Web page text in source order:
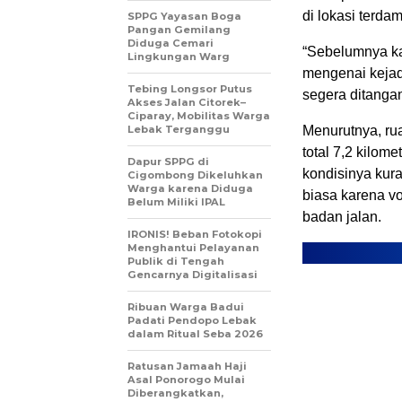
di lokasi
“Sebelumnya
mengenai
segera
Menurutnya,
total 7,2
kondisinya
biasa karena
badan jalan.
SPPG Yayasan Boga
Pangan Gemilang
Diduga Cemari
Lingkungan Warg
Tebing Longsor Putus
Akses Jalan Citorek–
Ciparay, Mobilitas Warga
Lebak Terganggu
Dapur SPPG di
Cigombong Dikeluhkan
Warga karena Diduga
Belum Miliki IPAL
IRONIS! Beban Fotokopi
Menghantui Pelayanan
Publik di Tengah
Gencarnya Digitalisasi
Ribuan Warga Badui
Padati Pendopo Lebak
dalam Ritual Seba 2026
Ratusan Jamaah Haji
Asal Ponorogo Mulai
Diberangkatkan,